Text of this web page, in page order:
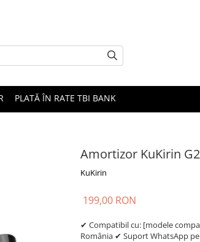
PLATĂ ÎN RATE TBI BANK
Amortizor KuKirin
KuKirin
199,00 RON
✔ Compatibil cu: [modele
România ✔ Suport WhatsApp